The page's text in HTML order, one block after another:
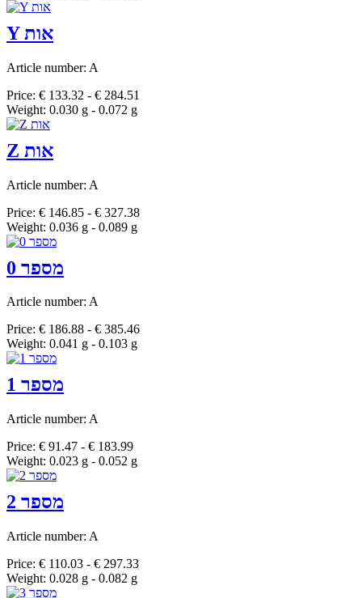
Y אות
Article number: A
Price: € 133.32 - € 284.51
Weight: 0.030 g - 0.072 g
Z אות
Article number: A
Price: € 146.85 - € 327.38
Weight: 0.036 g - 0.089 g
מספר 0
Article number: A
Price: € 186.88 - € 385.46
Weight: 0.041 g - 0.103 g
מספר 1
Article number: A
Price: € 91.47 - € 183.99
Weight: 0.023 g - 0.052 g
מספר 2
Article number: A
Price: € 110.03 - € 297.33
Weight: 0.028 g - 0.082 g